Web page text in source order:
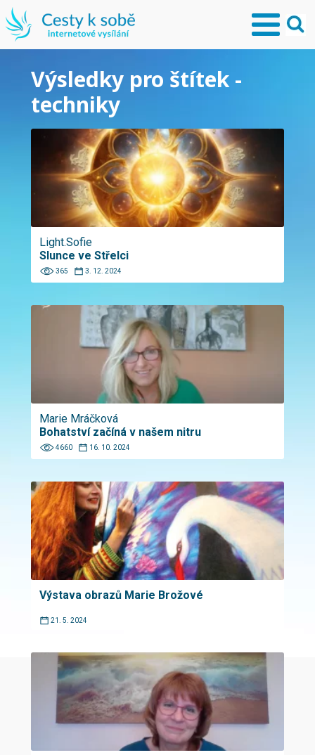
Výsledky pro štítek -
techniky
Light.Sofie
Slunce ve Střelci
365 3. 12. 2024
Marie Mráčková
Bohatství začíná v našem nitru
4660 16. 10. 2024
Výstava obrazů Marie Brožové
21. 5. 2024